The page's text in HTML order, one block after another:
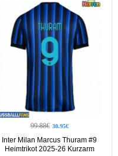
99.88€ 30.95€
Inter Milan Marcus Thuram #9
Heimtrikot 2025-26 Kurzarm